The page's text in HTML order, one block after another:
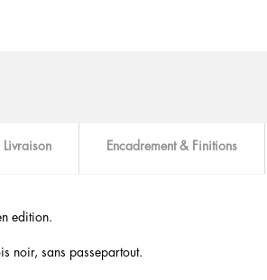
Livraison Encadrement & Finitions
edition.
noir, sans passepartout.